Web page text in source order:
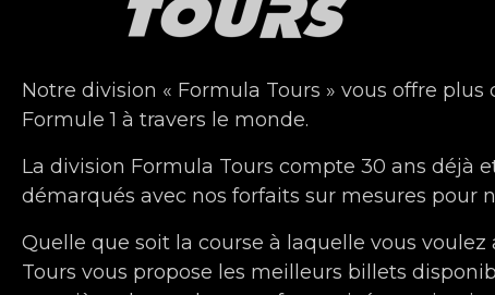
Notre division « Formula Tours » vous offre plus
Formule 1 à travers le monde.
La division Formula Tours compte 30 ans déjà
démarqués avec nos forfaits sur mesures pour
Quelle que soit la course à laquelle vous voulez
Tours vous propose les meilleurs billets